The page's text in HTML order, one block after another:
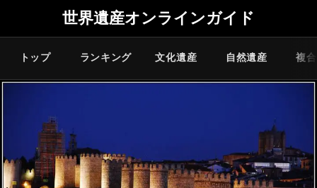
世界遺産オンラインガイド
トップ ランキング 文化遺産 自然遺産 複